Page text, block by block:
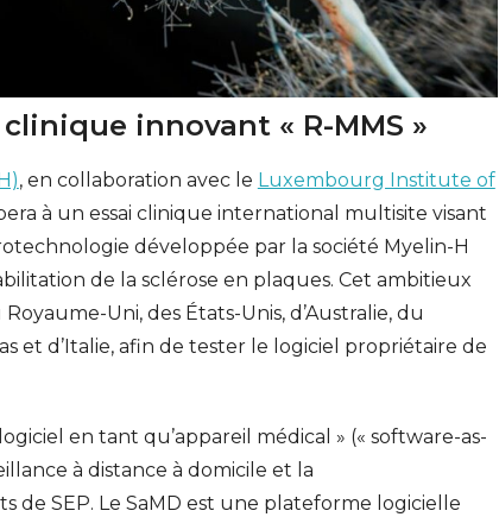
innovant « R-MMS »
, en collaboration avec le Luxembourg Institute of
à un essai clinique international multisite visant
développée par la société Myelin-H
de la sclérose en plaques. Cet ambitieux
Uni, des États-Unis, d’Australie, du
et d’Italie, afin de tester le logiciel propriétaire de
en tant qu’appareil médical » (« software-as-
à distance à domicile et la
de SEP. Le SaMD est une plateforme logicielle